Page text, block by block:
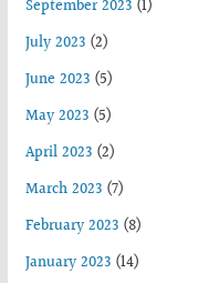
September 2023(1)
July 2023(2)
June 2023(5)
May 2023(5)
April 2023(2)
March 2023(7)
February 2023(8)
January 2023(14)